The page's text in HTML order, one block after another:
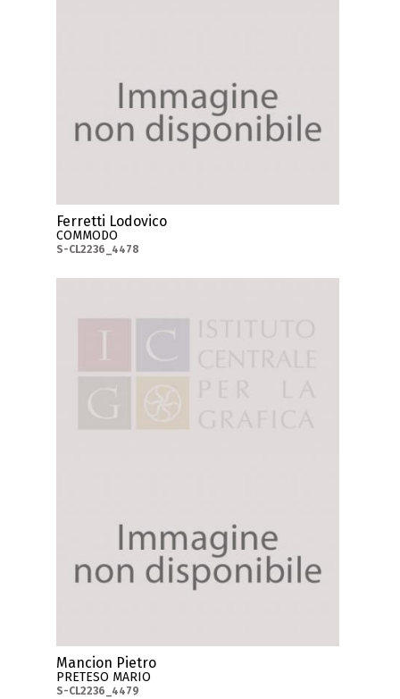
Ferretti Lodovico
COMMODO
S-CL2236_4478
Mancion Pietro
PRETESO MARIO
S-CL2236_4479